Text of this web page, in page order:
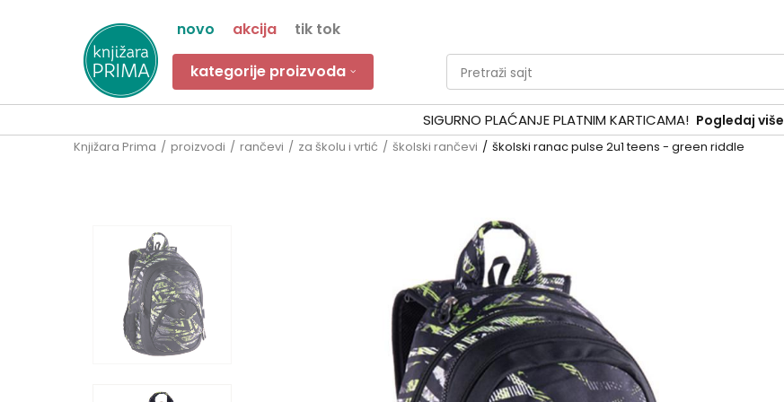
novo akcija tik tok
kategorije proizvoda Pretraži sajt
SIGURNO PLAĆANJE PLATNIM KARTICAMA! Pogledaj više
Knjižara Prima proizvodi rančevi za školu i vrtić školski rančevi školski ranac pulse 2u1 teens - green riddle